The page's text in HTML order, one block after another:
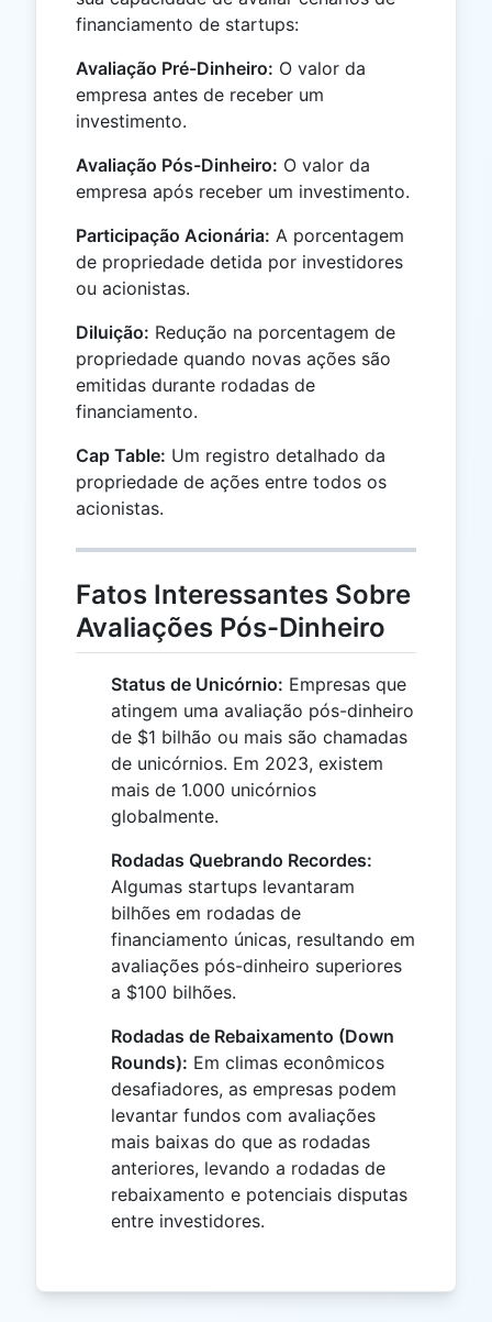
financiamento de startups:
Avaliação Pré-Dinheiro: O valor da
empresa antes de receber um
investimento.
Avaliação Pós-Dinheiro: O valor da
empresa após receber um investimento.
Participação Acionária: A porcentagem
de propriedade detida por investidores
ou acionistas.
Diluição: Redução na porcentagem de
propriedade quando novas ações são
emitidas durante rodadas de
financiamento.
Cap Table: Um registro detalhado da
propriedade de ações entre todos os
acionistas.
Fatos Interessantes Sobre
Avaliações Pós-Dinheiro
Status de Unicórnio: Empresas que
atingem uma avaliação pós-dinheiro
de $1 bilhão ou mais são chamadas
de unicórnios. Em 2023, existem
mais de 1.000 unicórnios
globalmente.
Rodadas Quebrando Recordes:
Algumas startups levantaram
bilhões em rodadas de
financiamento únicas, resultando em
avaliações pós-dinheiro superiores
a $100 bilhões.
Rodadas de Rebaixamento (Down
Rounds): Em climas econômicos
desafiadores, as empresas podem
levantar fundos com avaliações
mais baixas do que as rodadas
anteriores, levando a rodadas de
rebaixamento e potenciais disputas
entre investidores.